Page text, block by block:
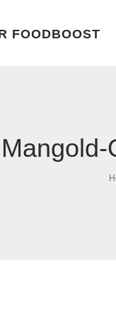
FOODBOOST